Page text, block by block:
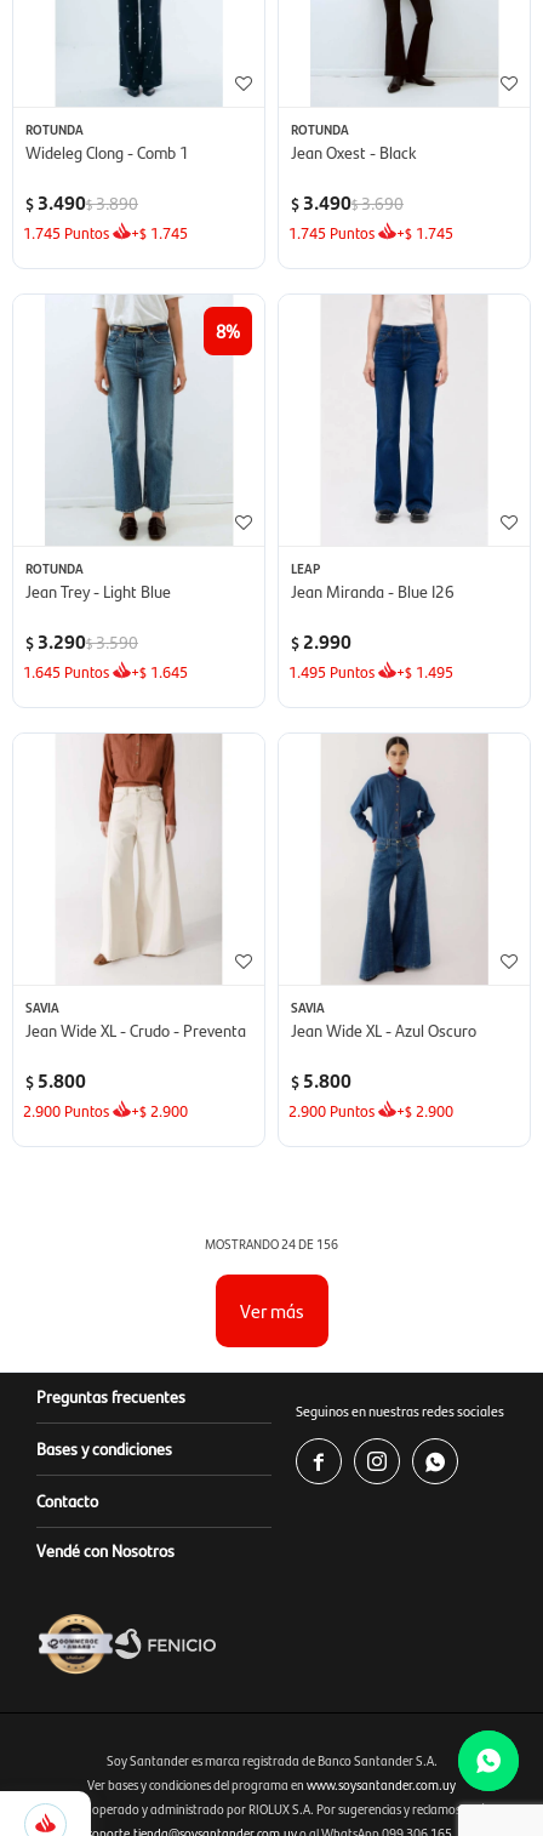
Selecciona
1.345
ROTUNDA
Wideleg Clong - Comb 1
$ 3.490$3.890
1.745 Puntos +$ 1.745
ROTUNDA
Jean Oxest - Black
$ 3.490$3.690
1.745 Puntos +$ 1.745
8
ROTUNDA
Jean Trey - Light Blue
$ 3.290$3.590
1.645 Puntos +$ 1.645
LEAP
Jean Miranda - Blue I26
$ 2.990
1.495 Puntos +$ 1.495
SAVIA
Jean Wide XL - Crudo - Preventa
$ 5.800
2.900 Puntos +$ 2.900
SAVIA
Jean Wide XL - Azul Oscuro
$ 5.800
2.900 Puntos +$ 2.900
MOSTRANDO24DE 156
Ver más
Preguntas frecuentes
Bases y condiciones
Contacto
Vendé con Nosotros
Seguinos en nuestras redes sociales
  
Fenicio eCommerce Uruguay
Soy Santander es marca registrada de Banco Santander S.A.
Ver bases y condiciones del programa en www.soysantander.com.uy
Este sitio es operado y administrado por RIOLUX S.A. Por sugerencias y reclamos, diríjase a